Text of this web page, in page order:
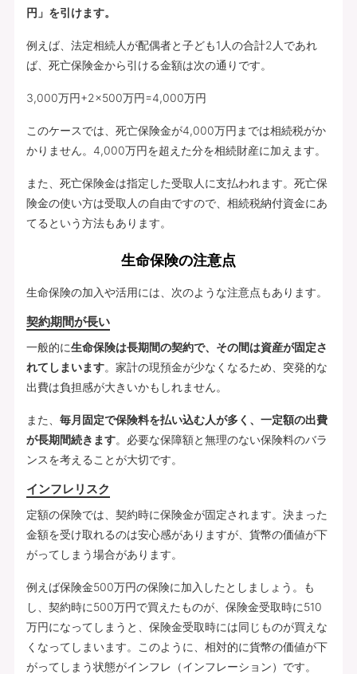
円」を引けます。
例えば、法定相続人が配偶者と子ども1人の合計2人であれ
ば、死亡保険金から引ける金額は次の通りです。
3,000万円+2×500万円=4,000万円
このケースでは、死亡保険金が4,000万円までは相続税がか
かりません。4,000万円を超えた分を相続財産に加えます。
また、死亡保険金は指定した受取人に支払われます。死亡保
険金の使い方は受取人の自由ですので、相続税納付資金にあ
てるという方法もあります。
生命保険の注意点
生命保険の加入や活用には、次のような注意点もあります。
契約期間が長い
一般的に生命保険は長期間の契約で、その間は資産が固定さ
れてしまいます。家計の現預金が少なくなるため、突発的な
出費は負担感が大きいかもしれません。
また、 毎月固定で保険料を払い込む人が多く、一定額の出費
が長期間続きます。必要な保障額と無理のない保険料のバラ
ンスを考えることが大切です。
インフレリスク
定額の保険では、契約時に保険金が固定されます。決まった
金額を受け取れるのは安心感がありますが、貨幣の価値が下
がってしまう場合があります。
例えば保険金500万円の保険に加入したとしましょう。も
し、契約時に500万円で買えたものが、保険金受取時に510
万円になってしまうと、保険金受取時には同じものが買えな
くなってしまいます。このように、相対的に貨幣の価値が下
がってしまう状態がインフレ（インフレーション）です。